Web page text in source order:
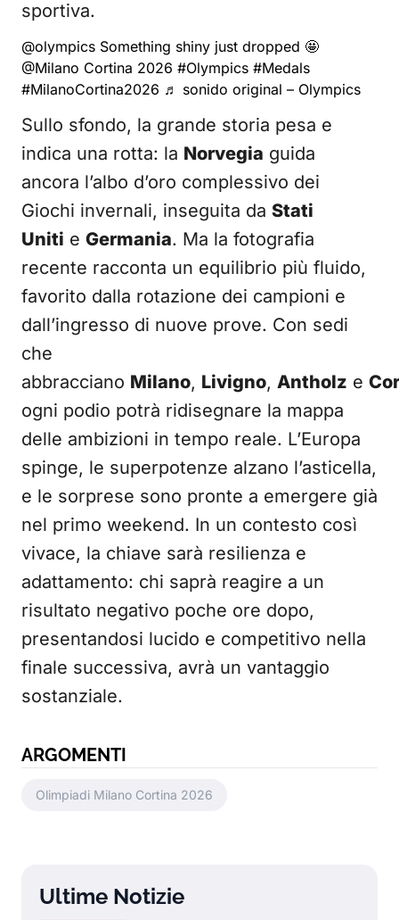
sportiva.
@olympics Something shiny just dropped 🤩
@Milano Cortina 2026 #Olympics #Medals
#MilanoCortina2026 ♬ sonido original – Olympics
Sullo sfondo, la grande storia pesa e
indica una rotta: la Norvegia guida
ancora l’albo d’oro complessivo dei
Giochi invernali, inseguita da Stati
Uniti e Germania. Ma la fotografia
recente racconta un equilibrio più fluido,
favorito dalla rotazione dei campioni e
dall’ingresso di nuove prove. Con sedi
che
abbracciano Milano, Livigno, Antholz e
ogni podio potrà ridisegnare la mappa
delle ambizioni in tempo reale. L’Europa
spinge, le superpotenze alzano l’asticella,
e le sorprese sono pronte a emergere già
nel primo weekend. In un contesto così
vivace, la chiave sarà resilienza e
adattamento: chi saprà reagire a un
risultato negativo poche ore dopo,
presentandosi lucido e competitivo nella
finale successiva, avrà un vantaggio
sostanziale.
ARGOMENTI
Olimpiadi Milano Cortina 2026
Ultime Notizie